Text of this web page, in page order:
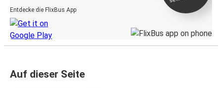
Entdecke die FlixBus App
Auf dieser Seite